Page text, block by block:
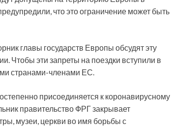
что это ограничение может быть
главы государств Европы обсудят эту
Чтобы эти запреты на поездки вступили в
странами-членами ЕС.
присоединяется к коронавирусному
правительство ФРГ закрывает
музеи, церкви во имя борьбы с